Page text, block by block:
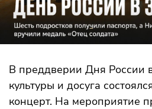
В преддверии Дня России
культуры и досуга
концерт. На мероприятие